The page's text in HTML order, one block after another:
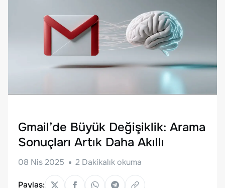
Gmail’de Büyük Değişiklik: Arama
Sonuçları Artık Daha Akıllı
08 Nis 2025 2 Dakikalık okuma
Paylaş: